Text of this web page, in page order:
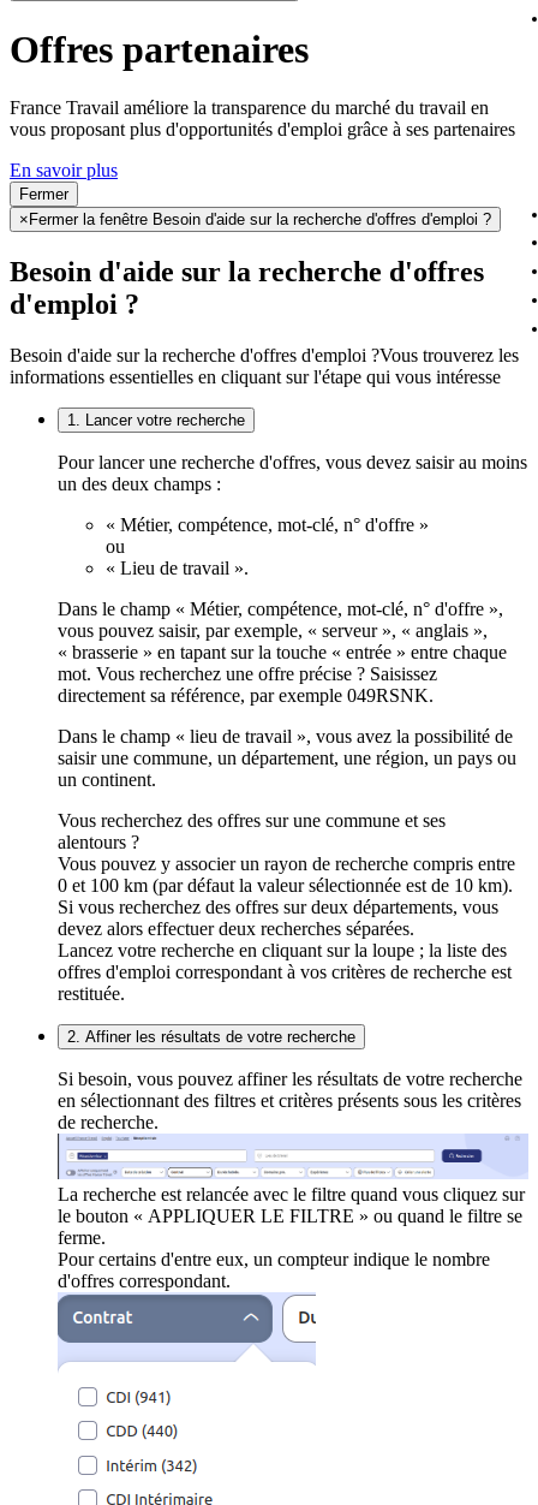
Offres partenaires
France Travail améliore la transparence du marché du travail en
vous proposant plus d'opportunités d'emploi grâce à ses partenaires
En savoir plus
Fermer
× Fermer la fenêtre Besoin d'aide sur la recherche d'offres d'emploi ?
Besoin d'aide sur la recherche d'offres
d'emploi ?
Besoin d'aide sur la recherche d'offres d'emploi ?Vous trouverez les
informations essentielles en cliquant sur l'étape qui vous intéresse
1. Lancer votre recherche
Pour lancer une recherche d'offres, vous devez saisir au moins
un des deux champs :
« Métier, compétence, mot-clé, n° d'offre »
ou
« Lieu de travail ».
Dans le champ « Métier, compétence, mot-clé, n° d'offre »,
vous pouvez saisir, par exemple, « serveur », « anglais »,
« brasserie » en tapant sur la touche « entrée » entre chaque
mot. Vous recherchez une offre précise ? Saisissez
directement sa référence, par exemple 049RSNK.
Dans le champ « lieu de travail », vous avez la possibilité de
saisir une commune, un département, une région, un pays ou
un continent.
Vous recherchez des offres sur une commune et ses
alentours ?
Vous pouvez y associer un rayon de recherche compris entre
0 et 100 km (par défaut la valeur sélectionnée est de 10 km).
Si vous recherchez des offres sur deux départements, vous
devez alors effectuer deux recherches séparées.
Lancez votre recherche en cliquant sur la loupe ; la liste des
offres d'emploi correspondant à vos critères de recherche est
restituée.
2. Affiner les résultats de votre recherche
Si besoin, vous pouvez affiner les résultats de votre recherche
en sélectionnant des filtres et critères présents sous les critères
de recherche.
La recherche est relancée avec le filtre quand vous cliquez sur
le bouton « APPLIQUER LE FILTRE » ou quand le filtre se
ferme.
Pour certains d'entre eux, un compteur indique le nombre
d'offres correspondant.